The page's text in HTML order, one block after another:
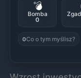
💣
Bomba
0
0Co o tym myślisz?